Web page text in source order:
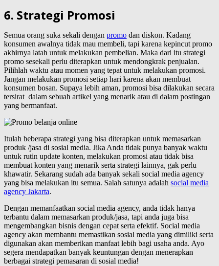
6. Strategi Promosi
Semua orang suka sekali dengan promo dan diskon. Kadang
konsumen awalnya tidak mau membeli, tapi karena kepincut promo
akhirnya latah untuk melakukan pembelian. Maka dari itu strategi
promo sesekali perlu diterapkan untuk mendongkrak penjualan.
Pilihlah waktu atau momen yang tepat untuk melakukan promosi.
Jangan melakukan promosi setiap hari karena akan membuat
konsumen bosan. Supaya lebih aman, promosi bisa dilakukan secara
tersirat dalam sebuah artikel yang menarik atau di dalam postingan
yang bermanfaat.
Itulah beberapa strategi yang bisa diterapkan untuk memasarkan
produk /jasa di sosial media. Jika Anda tidak punya banyak waktu
untuk rutin update konten, melakukan promosi atau tidak bisa
membuat konten yang menarik serta strategi lainnya, gak perlu
khawatir. Sekarang sudah ada banyak sekali social media agency
yang bisa melakukan itu semua. Salah satunya adalah social media
agency Jakarta.
Dengan memanfaatkan social media agency, anda tidak hanya
terbantu dalam memasarkan produk/jasa, tapi anda juga bisa
mengembangkan bisnis dengan cepat serta efektif. Social media
agency akan membantu memastikan sosial media yang dimiliki serta
digunakan akan memberikan manfaat lebih bagi usaha anda. Ayo
segera mendapatkan banyak keuntungan dengan menerapkan
berbagai strategi pemasaran di sosial media!